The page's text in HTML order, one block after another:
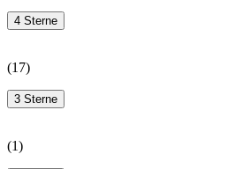
4 Sterne
(17)
3 Sterne
(1)